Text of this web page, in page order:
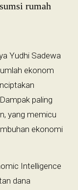
rumah
Yudhi Sadewa
ekonom
paling
yang memicu
ekonomi
Intelligence
dana